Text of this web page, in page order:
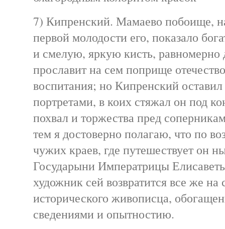
7) Кипренский. Мамаево побоище,
первой молодости его, показало
и смелую, яркую кисть, равномерно
прославит на сем поприще
воспитания; но Кипренский оставил
портретами, в коих стяжал он под
похвал и торжества пред
тем я достоверно полагаю, что по
чужих краев, где путешествует он
Государыни Императрицы
художник сей возвратится все же
исторического живописца,
сведениями и опытностию.